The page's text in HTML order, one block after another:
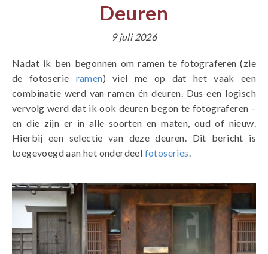
Deuren
9 juli 2026
Nadat ik ben begonnen om ramen te fotograferen (zie
de fotoserie ramen) viel me op dat het vaak een
combinatie werd van ramen én deuren. Dus een logisch
vervolg werd dat ik ook deuren begon te fotograferen –
en die zijn er in alle soorten en maten, oud of nieuw.
Hierbij een selectie van deze deuren. Dit bericht is
toegevoegd aan het onderdeel fotoseries.